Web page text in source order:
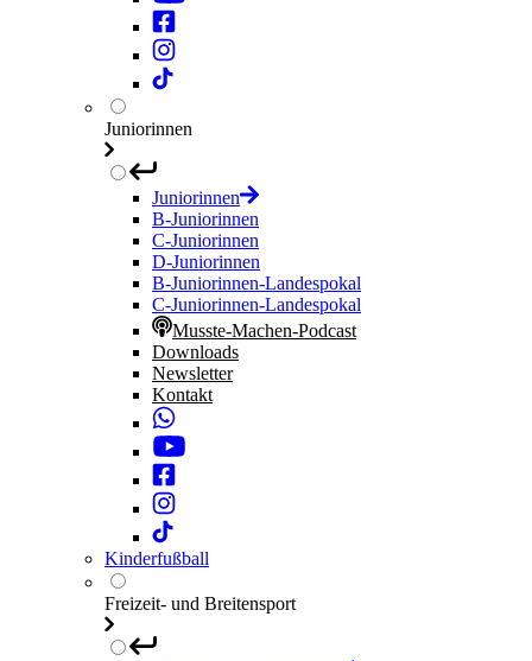
Juniorinnen
Juniorinnen
B-Juniorinnen
C-Juniorinnen
D-Juniorinnen
B-Juniorinnen-Landespokal
C-Juniorinnen-Landespokal
Musste-Machen-Podcast
Downloads
Newsletter
Kontakt
Kinderfußball
Freizeit- und Breitensport